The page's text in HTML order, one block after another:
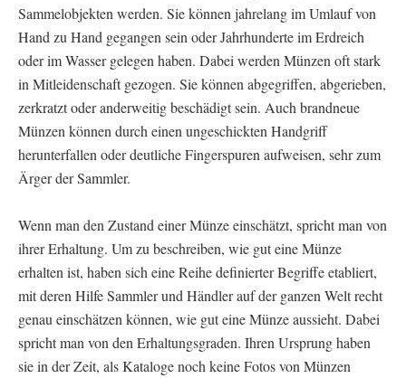
Sammelobjekten werden. Sie können jahrelang im Umlauf von
Hand zu Hand gegangen sein oder Jahrhunderte im Erdreich
oder im Wasser gelegen haben. Dabei werden Münzen oft stark
in Mitleidenschaft gezogen. Sie können abgegriffen, abgerieben,
zerkratzt oder anderweitig beschädigt sein. Auch brandneue
Münzen können durch einen ungeschickten Handgriff
herunterfallen oder deutliche Fingerspuren aufweisen, sehr zum
Ärger der Sammler.
Wenn man den Zustand einer Münze einschätzt, spricht man von
ihrer Erhaltung. Um zu beschreiben, wie gut eine Münze
erhalten ist, haben sich eine Reihe definierter Begriffe etabliert,
mit deren Hilfe Sammler und Händler auf der ganzen Welt recht
genau einschätzen können, wie gut eine Münze aussieht. Dabei
spricht man von den Erhaltungsgraden. Ihren Ursprung haben
sie in der Zeit, als Kataloge noch keine Fotos von Münzen